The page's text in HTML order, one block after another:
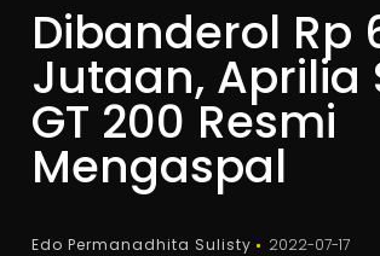
Dibanderol Rp
Jutaan, Aprilia
GT 200 Resmi
Mengaspal
Edo Permanadhita Sulisty 2022-07-17